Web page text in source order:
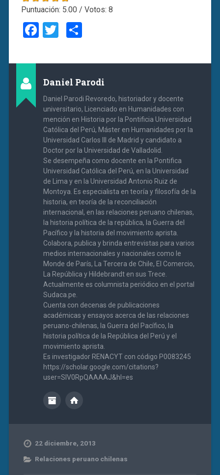
Puntuación: 5.00 / Votos: 8
Facebook
TwitterCompartir
Daniel Parodi
Daniel Parodi Revoredo, historiador y docente
universitario, Licenciado en Humanidades con
mención en Historia por la Pontificia Universidad
Católica del Perú, Máster en Humanidades por la
Universidad Carlos III de Madrid y candidato a
Doctor por la Universidad de Valladolid.
Se desempeña como docente en la Pontifica
Universidad Católica del Perú, en la Universidad
de Lima y en la Universidad Antonio Ruiz de
Montoya. Es especialista en teoría y filosofía de la
historia, en teoría de la reconciliación
internacional, en las relaciones peruano chilenas,
la historia política de la república, la Guerra del
Pacífico y la historia del movimiento aprista.
Colabora, publica y brinda entrevistas para varios
medios internacionales y nacionales como le
Monde de París, La Tercera de Chile, El Comercio,
La República y Hildebrandt en sus Trece.
Actualmente es columnista periódico en el portal
Sudaca.pe.
Cuenta con decenas de publicaciones
académicas y ensayos acerca de las relaciones
peruano-chilenas, la Guerra del Pacífico, la
historia política de la República del Perú y el
movimiento aprista.
Es investigador RENACYT con código P0083245
https://scholar.google.com/citations?
user=SIV0RpQAAAAJ&hl=es
22 diciembre, 2013
Relaciones peruano chilenas